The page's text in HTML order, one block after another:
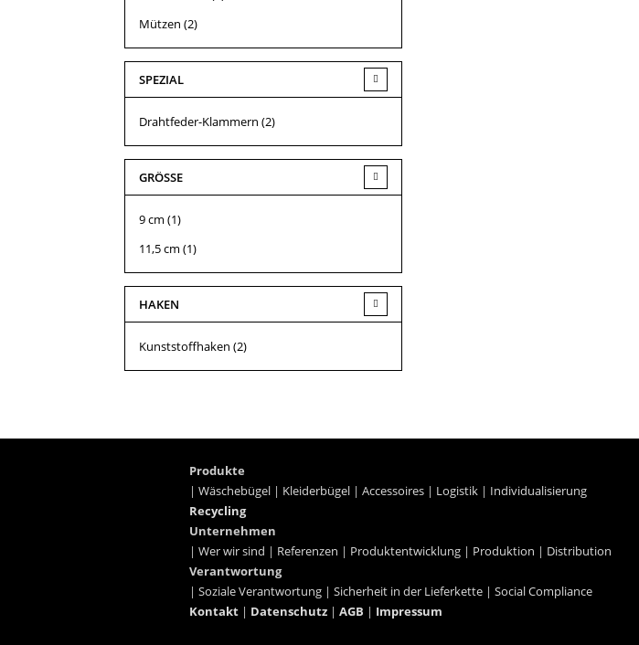
Mützen (2)
SPEZIAL
Drahtfeder-Klammern (2)
GRÖSSE
9 cm (1)
11,5 cm (1)
HAKEN
Kunststoffhaken (2)
Produkte
Wäschebügel Kleiderbügel Accessoires Logistik
Individualisierung
Recycling
Unternehmen
Wer wir sind Referenzen Produktentwicklung Produktion
Distribution
Verantwortung
Soziale Verantwortung Sicherheit in der Lieferkette
Social Compliance
Kontakt
Datenschutz AGB Impressum